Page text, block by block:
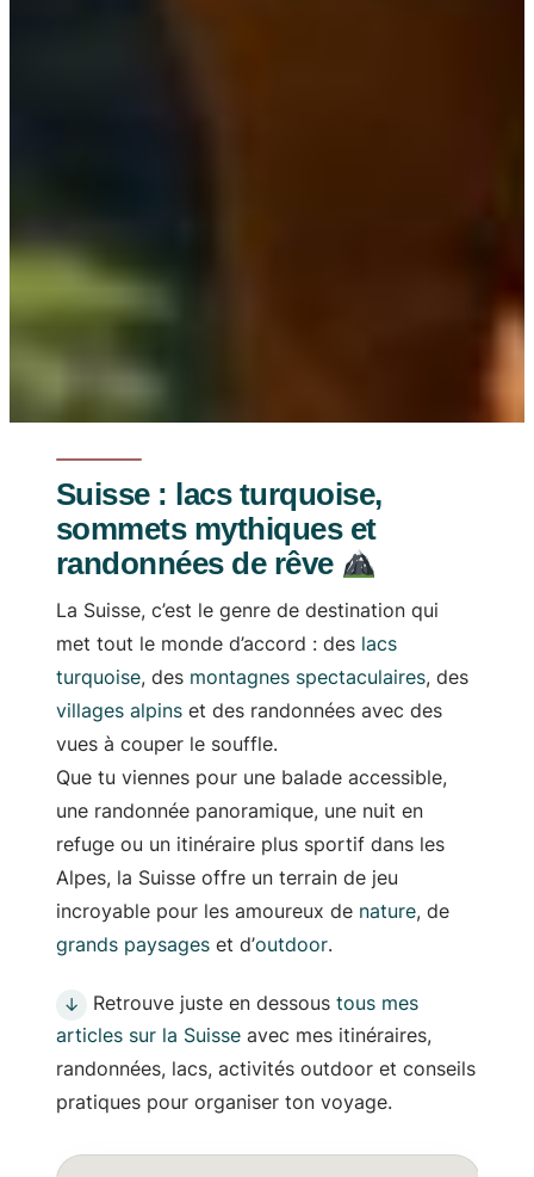
Suisse : lacs turquoise,
sommets mythiques et
randonnées de rêve
La Suisse, c’est le genre de destination qui
met tout le monde d’accord : des lacs
turquoise, des montagnes spectaculaires, des
villages alpins et des randonnées avec des
vues à couper le souffle.
Que tu viennes pour une balade accessible,
une randonnée panoramique, une nuit en
refuge ou un itinéraire plus sportif dans les
Alpes, la Suisse offre un terrain de jeu
incroyable pour les amoureux de nature, de
grands paysages et d’outdoor.
↓ Retrouve juste en dessous tous mes
articles sur la Suisse avec mes itinéraires,
randonnées, lacs, activités outdoor et conseils
pratiques pour organiser ton voyage.